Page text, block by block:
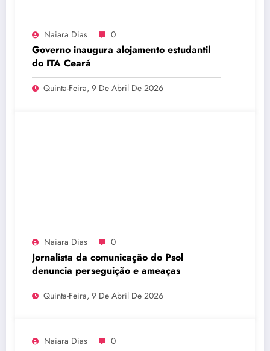
Naiara Dias 0
Governo inaugura alojamento estudantil
do ITA Ceará
Quinta-Feira, 9 De Abril De 2026
Naiara Dias 0
Jornalista da comunicação do Psol
denuncia perseguição e ameaças
Quinta-Feira, 9 De Abril De 2026
Naiara Dias 0